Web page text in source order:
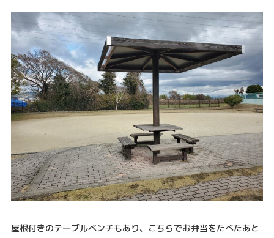
屋根付きのテーブルベンチもあり、こちらでお弁当をたべたあと